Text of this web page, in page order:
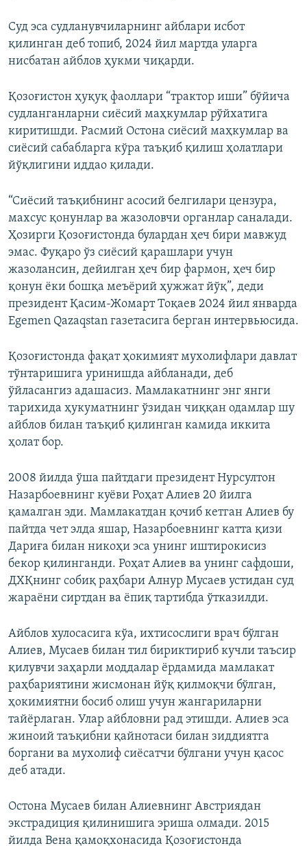
Суд эса судланувчиларнинг айблари исбот
қилинган деб топиб, 2024 йил мартда уларга
нисбатан айблов ҳукми чиқарди.
Қозоғистон ҳуқуқ фаоллари “трактор иши” бўйича
судланганларни сиёсий маҳкумлар рўйхатига
киритишди. Расмий Остона сиёсий маҳкумлар ва
сиёсий сабабларга кўра таъқиб қилиш ҳолатлари
йўқлигини иддао қилади.
“Сиёсий таъқибнинг асосий белгилари цензура,
махсус қонунлар ва жазоловчи органлар саналади.
Ҳозирги Қозоғистонда булардан ҳеч бири мавжуд
эмас. Фуқаро ўз сиёсий қарашлари учун
жазолансин, дейилган ҳеч бир фармон, ҳеч бир
қонун ёки бошқа меъёрий ҳужжат йўқ”, деди
президент Қасим-Жомарт Тоқаев 2024 йил январда
Egemen Qazaqstan газетасига берган интервьюсида.
Қозоғистонда фақат ҳокимият мухолифлари давлат
тўнтаришига уринишда айбланади, деб
ўйласангиз адашасиз. Мамлакатнинг энг янги
тарихида ҳукуматнинг ўзидан чиққан одамлар шу
айблов билан таъқиб қилинган камида иккита
ҳолат бор.
2008 йилда ўша пайтдаги президент Нурсултон
Назарбоевнинг куёви Роҳат Алиев 20 йилга
қамалган эди. Мамлакатдан қочиб кетган Алиев бу
пайтда чет элда яшар, Назарбоевнинг катта қизи
Дариға билан никоҳи эса унинг иштирокисиз
бекор қилинганди. Роҳат Алиев ва унинг сафдоши,
ДХҚнинг собиқ раҳбари Алнур Мусаев устидан суд
жараёни сиртдан ва ёпиқ тартибда ўтказилди.
Айблов хулосасига кўа, ихтисослиги врач бўлган
Алиев, Мусаев билан тил бириктириб кучли таъсир
қилувчи заҳарли моддалар ёрдамида мамлакат
раҳбариятини жисмонан йўқ қилмоқчи бўлган,
ҳокимиятни босиб олиш учун жангариларни
тайёрлаган. Улар айбловни рад этишди. Алиев эса
жиноий таъқибни қайнотаси билан зиддиятга
боргани ва мухолиф сиёсатчи бўлгани учун қасос
деб атади.
Остона Мусаев билан Алиевнинг Австриядан
экстрадиция қилинишига эриша олмади. 2015
йилда Вена қамоқхонасида Қозоғистонда